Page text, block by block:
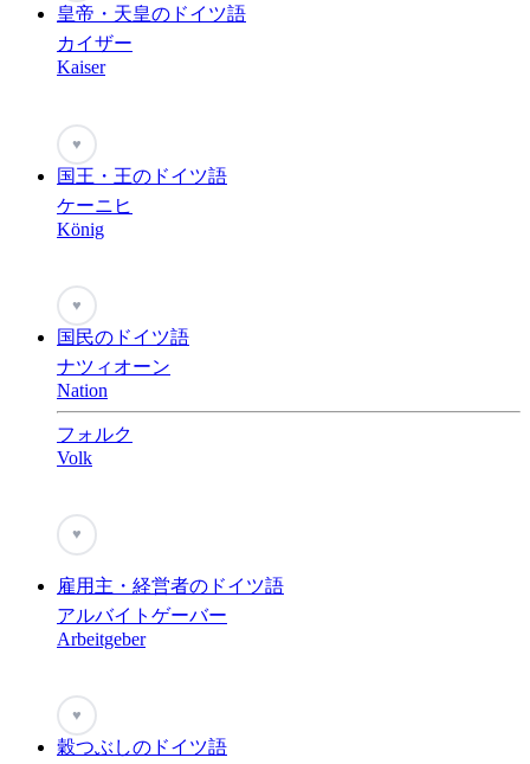
皇帝・天皇のドイツ語
カイザー
Kaiser
♥
国王・王のドイツ語
ケーニヒ
König
♥
国民のドイツ語
ナツィオーン
Nation
フォルク
Volk
♥
雇用主・経営者のドイツ語
アルバイトゲーバー
Arbeitgeber
♥
穀つぶしのドイツ語